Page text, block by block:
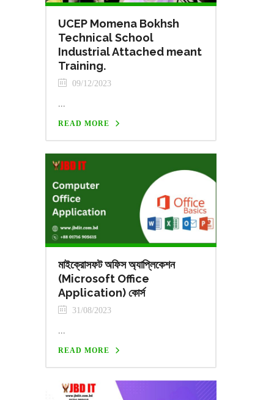
UCEP Momena Bokhsh
Technical School
Industrial Attached meant
Training.
09/12/2023
...
READ MORE
মাইক্রোসফট অফিস অ্যাপ্লিকেশন
(Microsoft Office
Application) কোর্স
31/08/2023
READ MORE